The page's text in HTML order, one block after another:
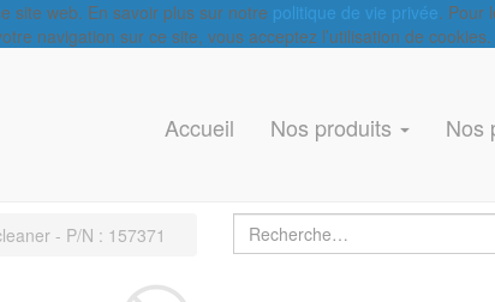
site web. En savoir plus sur notre politique de vie privée. Pour
navigation sur ce site, vous acceptez l’utilisation de cookies.
Accueil Nos produits Nos
- P/N : 157371